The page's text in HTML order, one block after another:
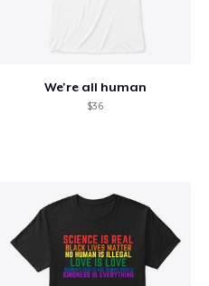
We're all human
$36